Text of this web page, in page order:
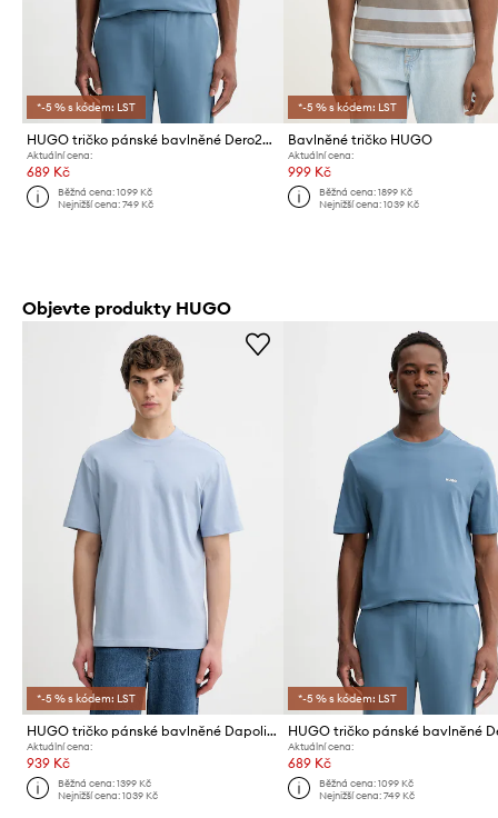
*-5 % s kódem: LST
HUGO tričko pánské bavlněné Dero222
Aktuální cena:
689 Kč
Běžná cena:1099 Kč
Nejnižší cena:749 Kč
*-5 % s kódem: LST
Bavlněné tričko HUGO
Aktuální cena:
999 Kč
Běžná cena: 1899 Kč
Nejnižší cena: 1039 Kč
Objevte produkty HUGO
*-5 % s kódem: LST
HUGO tričko pánské bavlněné Dapolino
Aktuální cena:
939 Kč
Běžná cena:1399 Kč
Nejnižší cena:1039 Kč
*-5 % s kódem: LST
Aktuální cena:
689 Kč
Běžná cena: 1099 Kč
Nejnižší cena: 749 Kč